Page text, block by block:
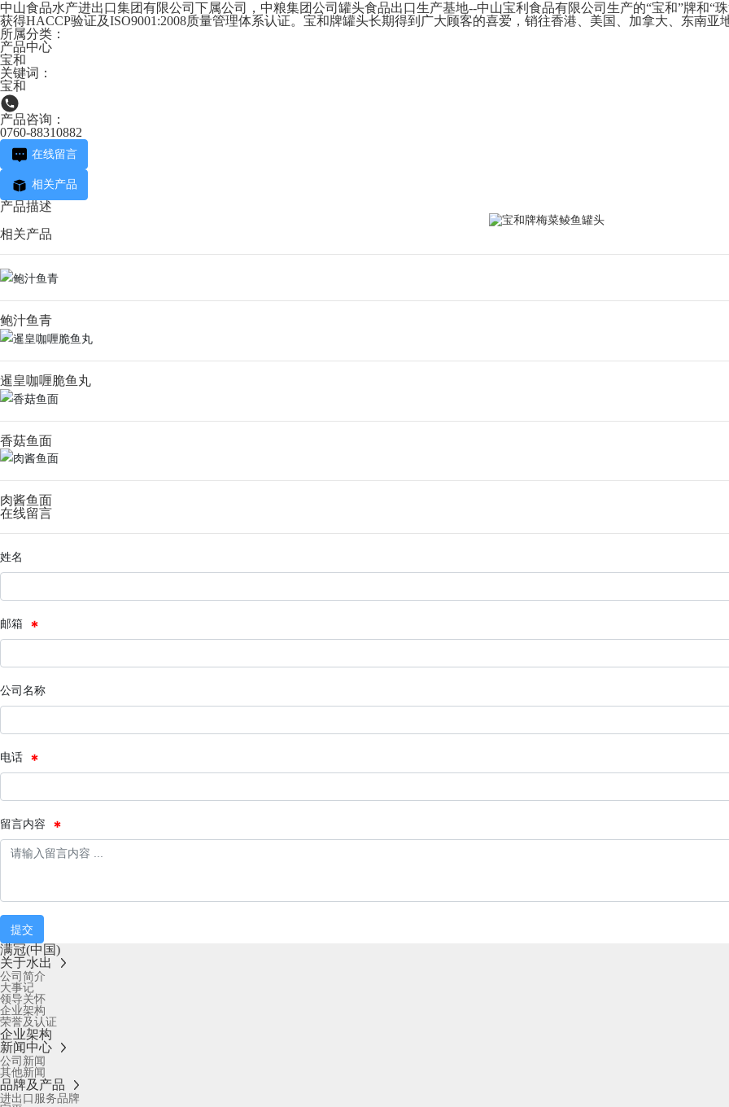
中山食品水产进出口集团有限公司下属公司，中粮集团公司罐头食品出口生产基地--中山宝利食品有限公司生产的“宝和”牌和“
获得HACCP验证及ISO9001:2008质量管理体系认证。宝和牌罐头长期得到广大顾客的喜爱，销往香港、美国、加拿大、东南亚
所属分类：
产品中心
宝和
关键词：
宝和
产品咨询：
0760-88310882
在线留言
相关产品
产品描述
相关产品
鲍汁鱼青
暹皇咖喱脆鱼丸
香菇鱼面
肉酱鱼面
在线留言
姓名
邮箱
公司名称
电话
留言内容
提交
满冠(中国)
关于水出
公司简介
大事记
领导关怀
企业架构
荣誉及认证
企业架构
新闻中心
公司新闻
其他新闻
品牌及产品
进出口服务品牌